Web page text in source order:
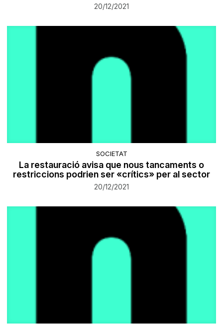
20/12/2021
SOCIETAT
La restauració avisa que nous tancaments o
restriccions podrien ser «crítics» per al sector
20/12/2021